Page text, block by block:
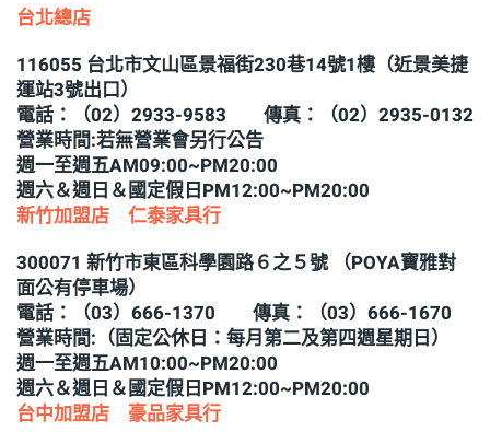
台北總店
116055 台北市文山區景福街230巷14號1樓（近景美捷
運站3號出口）
電話：（02）2933-9583 傳真：（02）2935-0132
營業時間:若無營業會另行公告
週一至週五AM09:00~PM20:00
週六＆週日＆國定假日PM12:00~PM20:00
新竹加盟店 仁泰家具行
300071 新竹市東區科學園路６之５號 （POYA寶雅對
面公有停車場）
電話：（03）666-1370 傳真：（03）666-1670
營業時間:（固定公休日：每月第二及第四週星期日）
週一至週五AM10:00~PM20:00
週六＆週日＆國定假日PM12:00~PM20:00
台中加盟店 豪品家具行